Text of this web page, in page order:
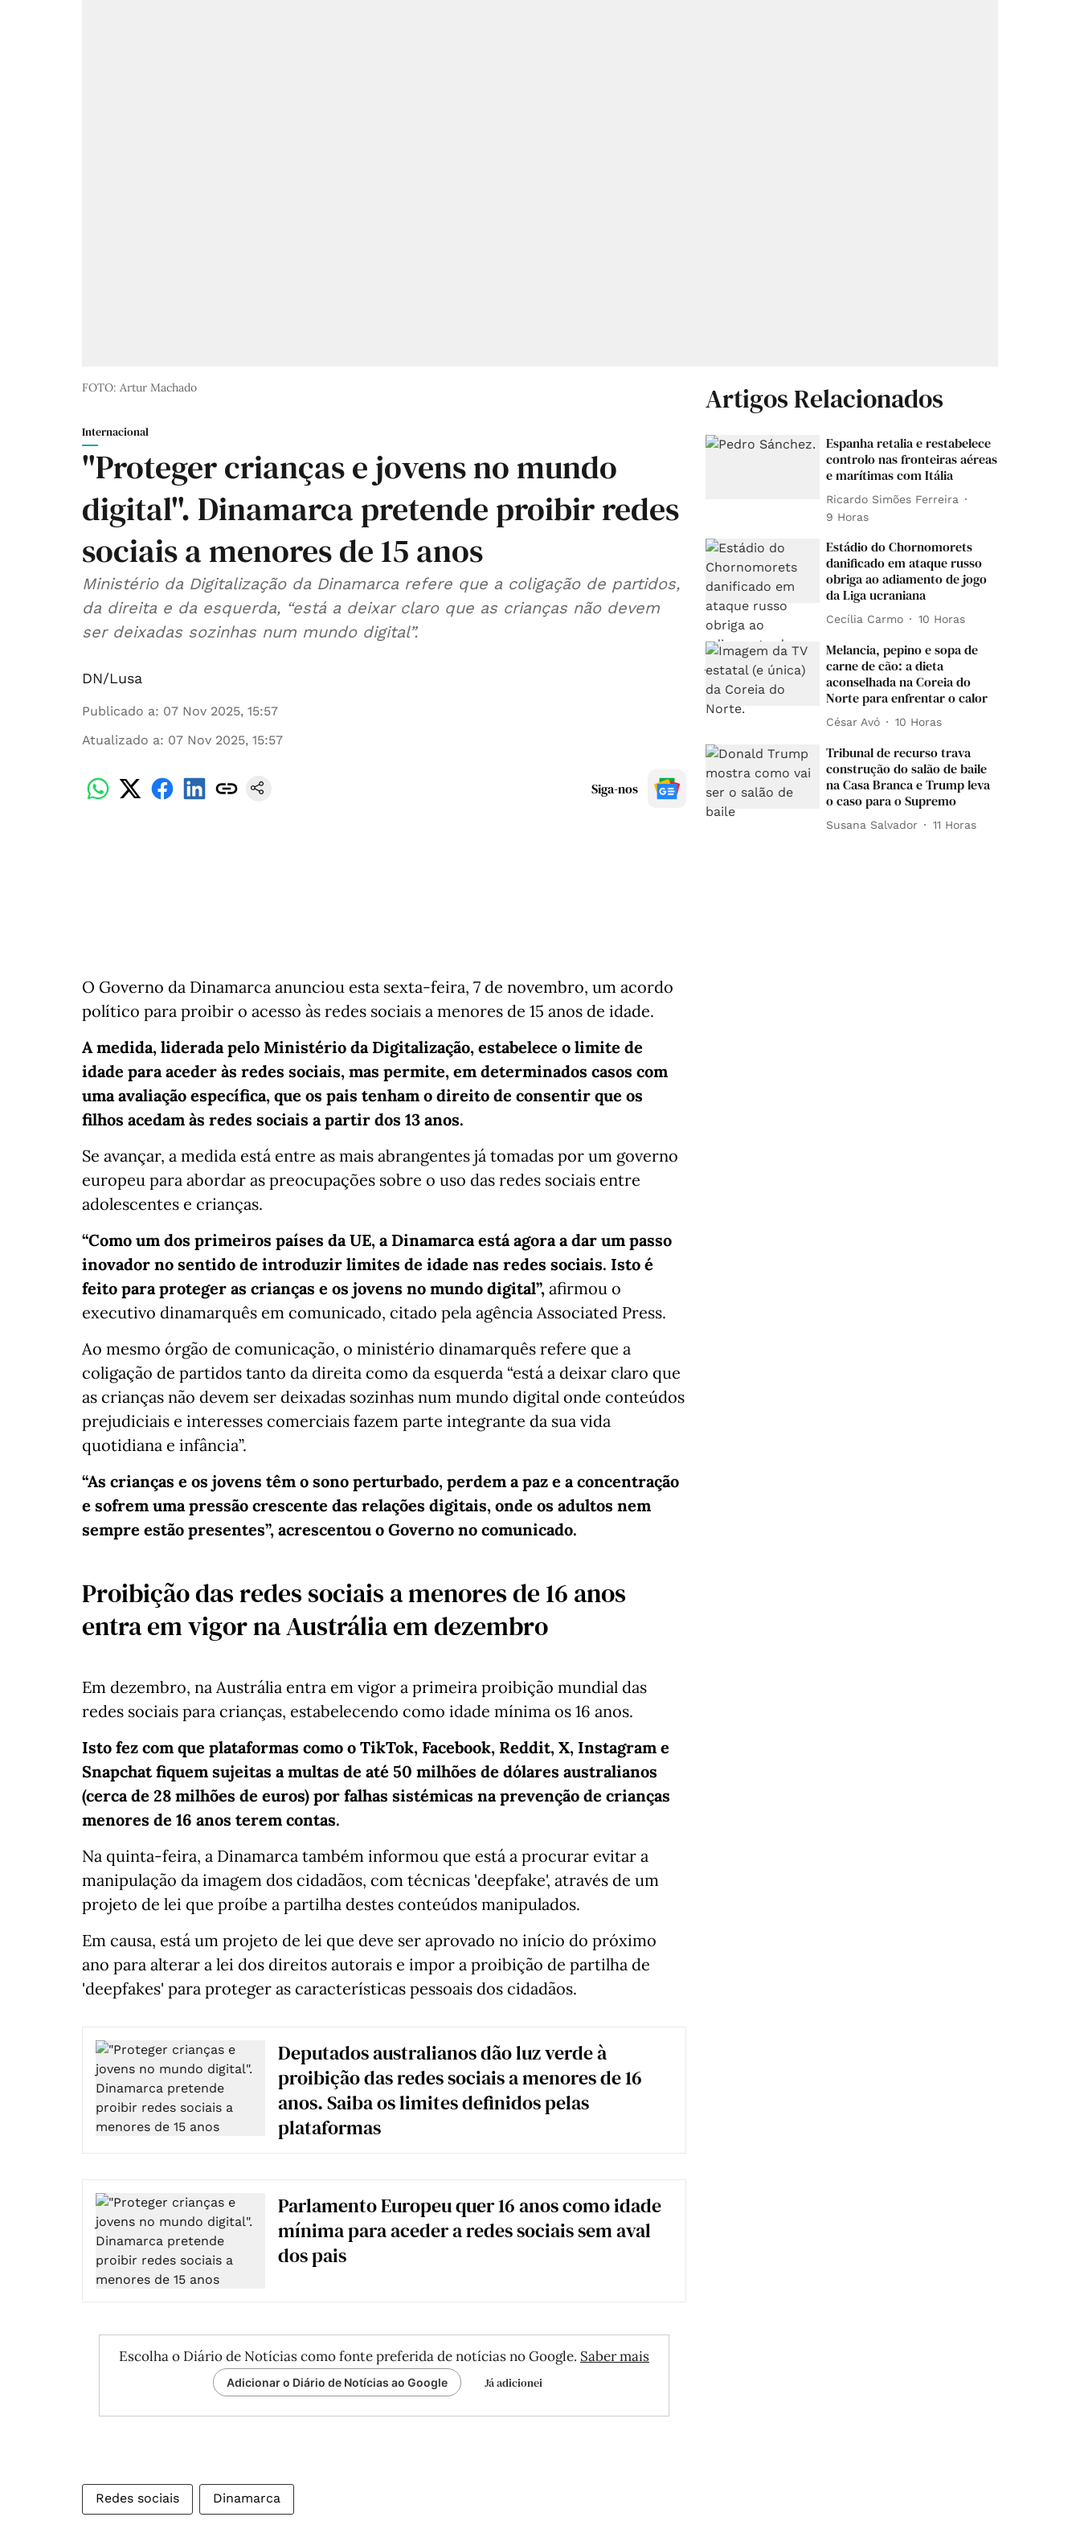
FOTO: Artur Machado
Internacional
"Proteger crianças e jovens no mundo
digital". Dinamarca pretende proibir redes
sociais a menores de 15 anos
Ministério da Digitalização da Dinamarca refere que a coligação de partidos,
da direita e da esquerda, “está a deixar claro que as crianças não devem
ser deixadas sozinhas num mundo digital”.
DN/Lusa
Publicado a: 07 Nov 2025, 15:57
Atualizado a: 07 Nov 2025, 15:57
Siga-nos
O Governo da Dinamarca anunciou esta sexta-feira, 7 de novembro, um acordo
político para proibir o acesso às redes sociais a menores de 15 anos de idade.
A medida, liderada pelo Ministério da Digitalização, estabelece o limite de
idade para aceder às redes sociais, mas permite, em determinados casos com
uma avaliação específica, que os pais tenham o direito de consentir que os
filhos acedam às redes sociais a partir dos 13 anos.
Se avançar, a medida está entre as mais abrangentes já tomadas por um governo
europeu para abordar as preocupações sobre o uso das redes sociais entre
adolescentes e crianças.
“Como um dos primeiros países da UE, a Dinamarca está agora a dar um passo
inovador no sentido de introduzir limites de idade nas redes sociais. Isto é
feito para proteger as crianças e os jovens no mundo digital”, afirmou o
executivo dinamarquês em comunicado, citado pela agência Associated Press.
Ao mesmo órgão de comunicação, o ministério dinamarquês refere que a
coligação de partidos tanto da direita como da esquerda “está a deixar claro que
as crianças não devem ser deixadas sozinhas num mundo digital onde conteúdos
prejudiciais e interesses comerciais fazem parte integrante da sua vida
quotidiana e infância”.
“As crianças e os jovens têm o sono perturbado, perdem a paz e a concentração
e sofrem uma pressão crescente das relações digitais, onde os adultos nem
sempre estão presentes”, acrescentou o Governo no comunicado.
Proibição das redes sociais a menores de 16 anos
entra em vigor na Austrália em dezembro
Em dezembro, na Austrália entra em vigor a primeira proibição mundial das
redes sociais para crianças, estabelecendo como idade mínima os 16 anos.
Isto fez com que plataformas como o TikTok, Facebook, Reddit, X, Instagram e
Snapchat fiquem sujeitas a multas de até 50 milhões de dólares australianos
(cerca de 28 milhões de euros) por falhas sistémicas na prevenção de crianças
menores de 16 anos terem contas.
Na quinta-feira, a Dinamarca também informou que está a procurar evitar a
manipulação da imagem dos cidadãos, com técnicas 'deepfake', através de um
projeto de lei que proíbe a partilha destes conteúdos manipulados.
Em causa, está um projeto de lei que deve ser aprovado no início do próximo
ano para alterar a lei dos direitos autorais e impor a proibição de partilha de
'deepfakes' para proteger as características pessoais dos cidadãos.
Deputados australianos dão luz verde à
proibição das redes sociais a menores de 16
anos. Saiba os limites definidos pelas
plataformas
Parlamento Europeu quer 16 anos como idade
mínima para aceder a redes sociais sem aval
dos pais
Escolha o Diário de Notícias como fonte preferida de notícias no Google. Saber mais
Adicionar o Diário de Notícias ao Google Já adicionei
Redes sociais Dinamarca
Artigos Relacionados
Espanha retalia e restabelece
controlo nas fronteiras aéreas
e marítimas com Itália
Ricardo Simões Ferreira
9 Horas
Estádio do Chornomorets
danificado em ataque russo
obriga ao adiamento de jogo
da Liga ucraniana
Cecília Carmo 10 Horas
Melancia, pepino e sopa de
carne de cão: a dieta
aconselhada na Coreia do
Norte para enfrentar o calor
César Avó 10 Horas
Tribunal de recurso trava
construção do salão de baile
na Casa Branca e Trump leva
o caso para o Supremo
Susana Salvador 11 Horas